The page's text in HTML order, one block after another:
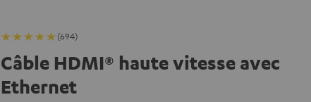
(694)
Câble HDMI® haute vitesse avec
Ethernet